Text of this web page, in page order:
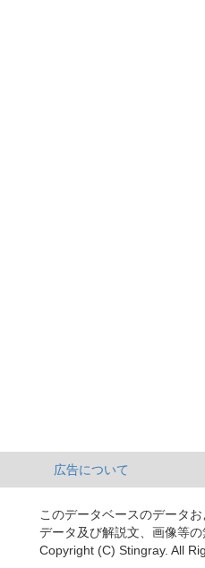
広告について
このデータベースのデータ
データ及び解説文、画像等の
Copyright (C) Stingray. All